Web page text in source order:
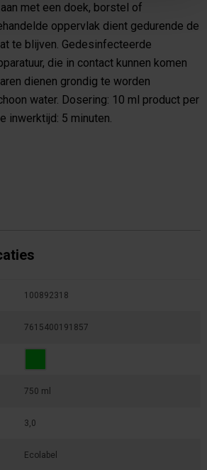
met een doek, borstel of
oppervlak dient gedurende de
te blijven. Gedesinfecteerde
die in contact kunnen komen
dienen grondig te worden
water. Dosering: 10 ml product per
inwerktijd: 5 minuten.
100892318
7615400191857
750 ml
3,0
Ecolabel